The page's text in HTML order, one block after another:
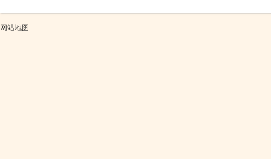
网站地图